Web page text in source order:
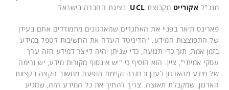
מנכ"ל אקורייט מקבוצת UCL, נציגת החברה בישראל.
פארינס תיאר בפניי את האתגרים שהארגונים מתמודדים אתם בעידן
של התפוצצות המידע. "הדיגיטל העלה את החשיבות לטפל במידע
בזמן אמת, תוך כדי תנועה, כדי שניתן יהיה לייצר למידע הזה ערך
עסקי אמיתי", ציין. הוא הוסיף כי "יש אינסוף מקורות מידע, יש זרימה
של מידע מהארגון לענן ובחזרה וקיימת תופעת מחשוב הקצה בקצוות
הארגון, שמקבלת תאוצה. צריך להתיך את כל המידע הזה, שמגיע